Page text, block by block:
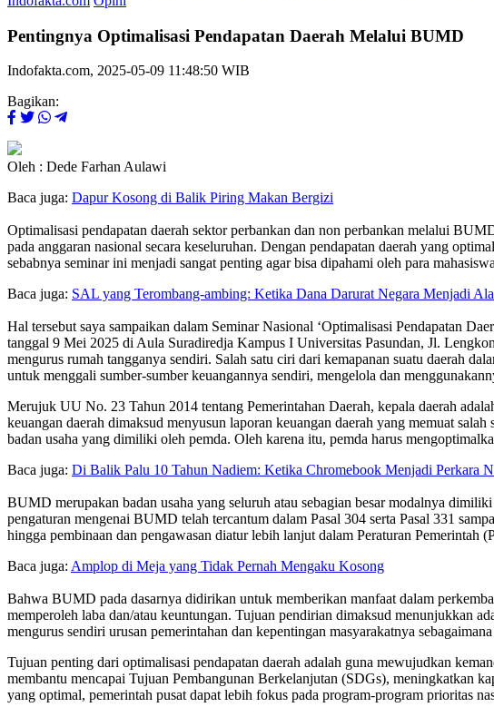
Pentingnya Optimalisasi Pendapatan Daerah Melalui BUMD
Indofakta.com, 2025-05-09 11:48:50 WIB
Bagikan:
Oleh : Dede Farhan Aulawi
Baca juga: Dapur Kosong di Balik Piring Makan Bergizi
Optimalisasi pendapatan daerah sektor perbankan dan non perbankan melalui
pada anggaran nasional secara keseluruhan. Dengan pendapatan daerah yang
sebabnya seminar ini menjadi sangat penting agar bisa dipahami oleh para
Baca juga: SAL yang Terombang-ambing: Ketika Dana Darurat Negara Menjadi
Hal tersebut saya sampaikan dalam Seminar Nasional ‘Optimalisasi Pendapatan
tanggal 9 Mei 2025 di Aula Suradiredja Kampus I Universitas Pasundan, Jl.
mengurus rumah tangganya sendiri. Salah satu ciri dari kemapanan suatu daerah
untuk menggali sumber-sumber keuangannya sendiri, mengelola dan
Merujuk UU No. 23 Tahun 2014 tentang Pemerintahan Daerah, kepala daerah
keuangan daerah dimaksud menyusun laporan keuangan daerah yang memuat
badan usaha yang dimiliki oleh pemda. Oleh karena itu, pemda harus
Baca juga: Di Balik Palu 10 Tahun Nadiem: Ketika Chromebook Menjadi Perkara
BUMD merupakan badan usaha yang seluruh atau sebagian besar modalnya
pengaturan mengenai BUMD telah tercantum dalam Pasal 304 serta Pasal 331
hingga pembinaan dan pengawasan diatur lebih lanjut dalam Peraturan
Baca juga: Amplop di Meja yang Tidak Pernah Mengaku Kosong
Bahwa BUMD pada dasarnya didirikan untuk memberikan manfaat dalam
memperoleh laba dan/atau keuntungan. Tujuan pendirian dimaksud menunjukkan
mengurus sendiri urusan pemerintahan dan kepentingan masyarakatnya
Tujuan penting dari optimalisasi pendapatan daerah adalah guna mewujudkan
membantu mencapai Tujuan Pembangunan Berkelanjutan (SDGs), meningkatkan
yang optimal, pemerintah pusat dapat lebih fokus pada program-program prioritas